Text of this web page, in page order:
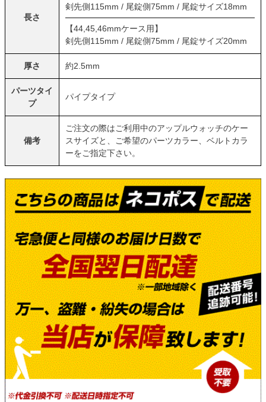
長さ
剣先側115mm / 尾錠側75mm / 尾錠サイズ18mm
【44,45,46mmケース用】
剣先側115mm / 尾錠側75mm / 尾錠サイズ20mm
厚さ 約2.5mm
パーツタイ
プ
パイプタイプ
備考
ご注文の際はご利用中のアップルウォッチのケー
スサイズと、ご希望のパーツカラー、ベルトカラ
ーをご指定下さい。